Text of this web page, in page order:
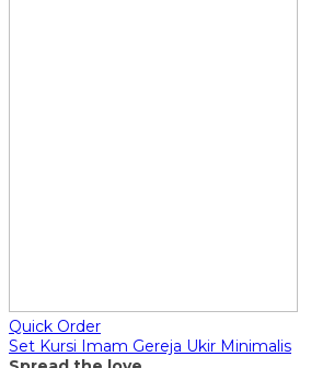
Quick Order
Set Kursi Imam Gereja Ukir Minimalis